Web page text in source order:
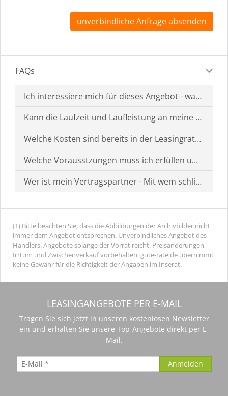
unverbindliche Anfrage absenden
FAQs
Ich interessiere mich für dieses Angebot - was muss
Kann die Laufzeit und Laufleistung an meine
Welche Kosten sind bereits in der Leasingrate
Welche Vorausstzungen muss ich erfüllen um einen
Wer ist mein Vertragspartner - Mit wem schließe ich
(1) Bitte beachten Sie, dass die Abbildungen der Archivbilder nicht
immer dem Angebot entsprechen. Unverbindliches Angebot des
Händlers. Angebote solange der Vorrat reicht. Preisänderungen,
Irrtum und Zwischenverkauf vorbehalten. gute-rate.de übernimmt
keine Gewähr für die Richtigkeit der Angaben im Inserat.
LEASINGANGEBOTE PER E-MAIL
Tragen Sie sich jetzt in unseren kostenlosen Newsletter
ein und erhalten Sie unsere Top-Angebote direkt per E-
Mail.